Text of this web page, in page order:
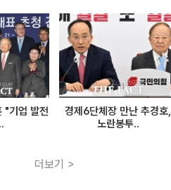
"기업 발전
경제6단체장 만난 추경호,
노란봉투..
더보기 >